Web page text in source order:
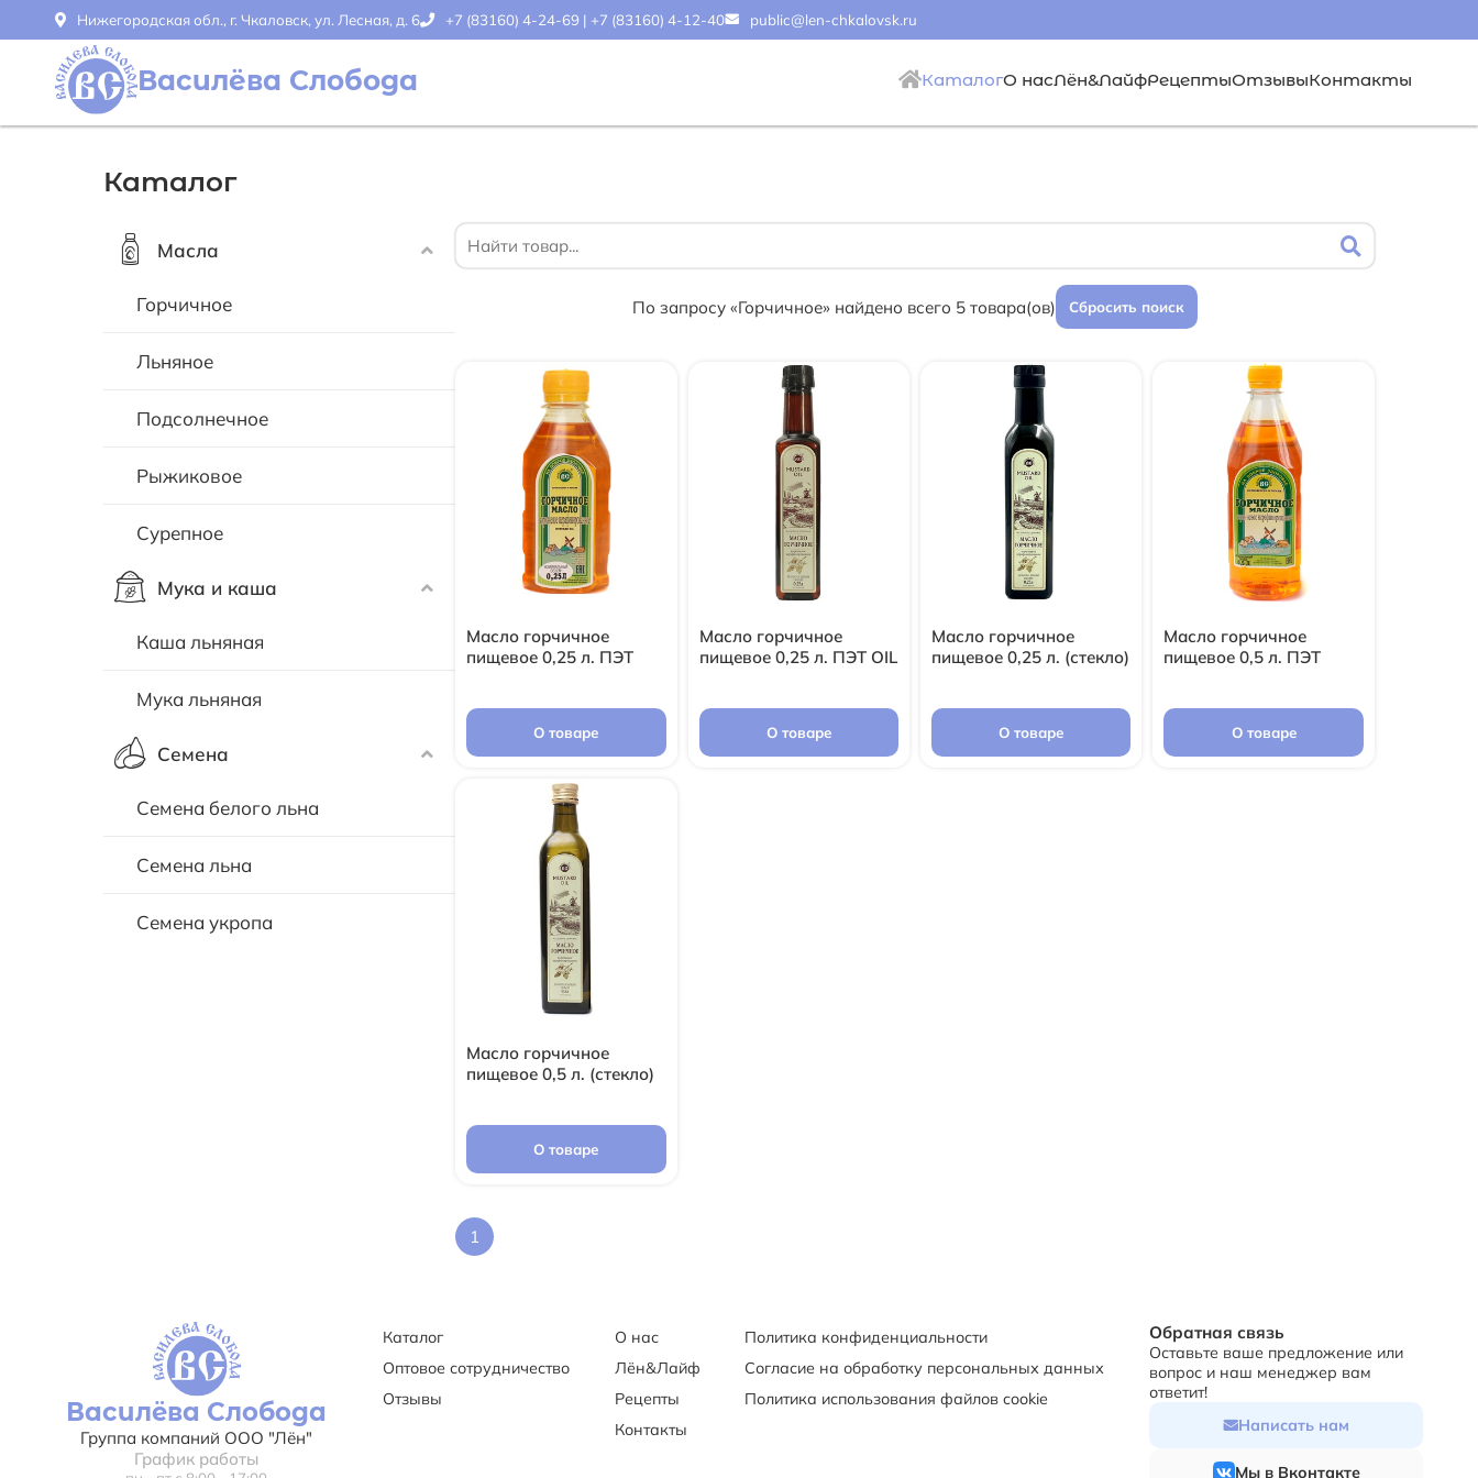
Нижегородская обл., г. Чкаловск, ул. Лесная, д. 6 +7 (83160) 4-24-69 | +7 (83160) 4-12-40 public@len-chkalovsk.ru
Василёва Слобода КаталогО насЛён&ЛайфРецептыОтзывыКонтакты
Каталог
Масла
Горчичное
Льняное
Подсолнечное
Рыжиковое
Сурепное
Мука и каша
Каша льняная
Мука льняная
Семена
Семена белого льна
Семена льна
Семена укропа
По запросу «Горчичное» найдено всего 5 товара(ов) Сбросить поиск
Масло горчичное
пищевое 0,25 л. ПЭТ
О товаре
Масло горчичное
пищевое 0,25 л. ПЭТ OIL
О товаре
Масло горчичное
пищевое 0,25 л. (стекло)
О товаре
Масло горчичное
пищевое 0,5 л. ПЭТ
О товаре
Масло горчичное
пищевое 0,5 л. (стекло)
О товаре
1
Василёва Слобода
Группа компаний ООО "Лён"
График работы
Каталог
Оптовое сотрудничество
Отзывы
О нас
Лён&Лайф
Рецепты
Контакты
Политика конфиденциальности
Согласие на обработку персональных данных
Политика использования файлов cookie
Обратная связь
Оставьте ваше предложение или
вопрос и наш менеджер вам
ответит!
Написать нам
Мы в Вконтакте